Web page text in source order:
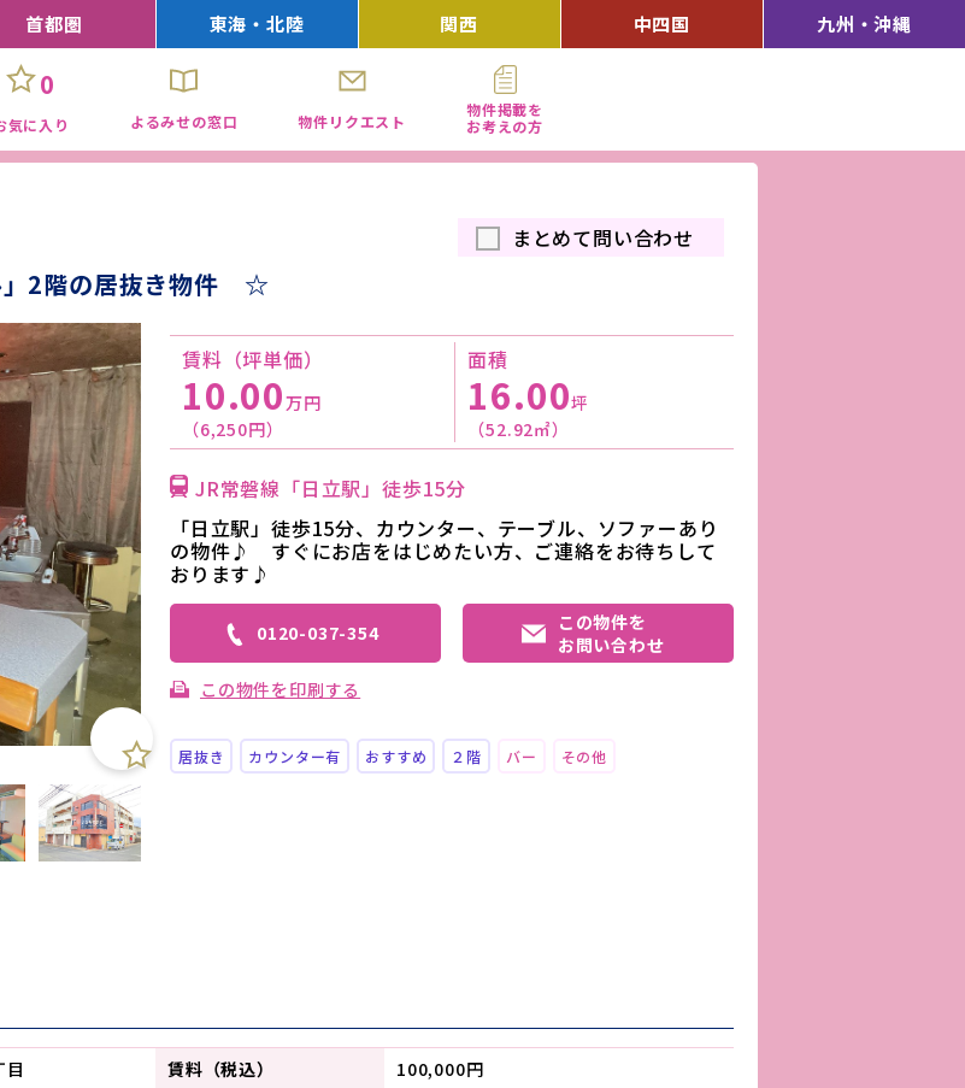
首都圏 東海・北陸 関西 中四国 九州・沖縄
0
気に入り よるみせの窓口 物件リクエスト
物件掲載を
お考えの方
まとめて問い合わせ
2階の居抜き物件 ☆
賃料（坪単価）
10.00万円
（6,250円）
面積
16.00坪
（52.92㎡）
JR常磐線「日立駅」徒歩15分
「日立駅」徒歩15分、カウンター、テーブル、ソファーあり
の物件♪ すぐにお店をはじめたい方、ご連絡をお待ちして
おります♪
0120-037-354
この物件を
お問い合わせ
この物件を印刷する
居抜き カウンター有 おすすめ ２階 バー その他
目
賃料（税込）
100,000円